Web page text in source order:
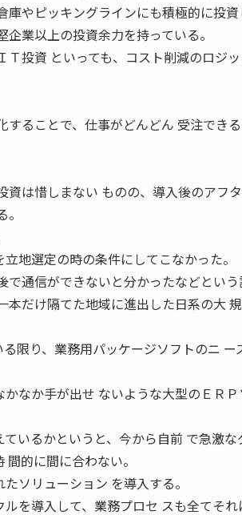
庫やピッキングラインにも積極的に投資
業以上の投資余力を持っている。
投資 といっても、コスト削減のロジッ
することで、仕事がどんどん 受注できる
資は惜しまない ものの、導入後のアフ
地選定の時の条件にしてこなかった。
で通信ができないと分かったなどという
本だけ隔てた地域に進出した日系の大
る限り、業務用パッケージソフトのニ
なか手が出せ ないような大型のＥＲ
いるかというと、今から自前 で急激
的に間に合わない。
ソリューション を導入する。
を導入して、業務プロセ スも全てそ